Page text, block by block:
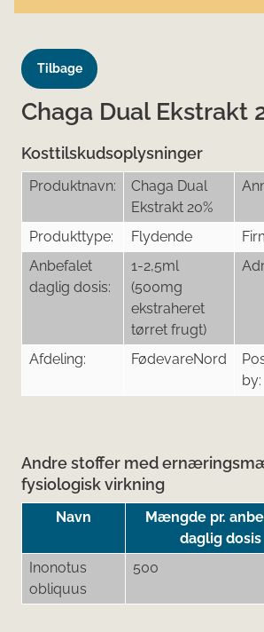
Tilbage
Chaga Dual Ekstrakt
Kosttilskudsoplysninger
Produktnavn:
Chaga Dual
Ekstrakt 20%
Produkttype: Flydende
Anbefalet
daglig dosis:
1-2,5ml
(500mg
ekstraheret
tørret frugt)
Afdeling: FødevareNord
by:
Andre stoffer med
fysiologisk virkning
Navn
Mængde pr.
daglig dosis
Inonotus
obliquus
500